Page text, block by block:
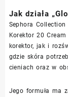
Jak działa
Sephora
Korektor 20
korektor, jak i
gdzie skóra
cieniach oraz w
Jego formuła ma